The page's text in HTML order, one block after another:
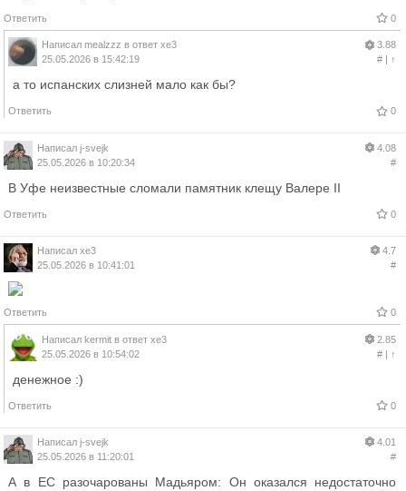
Ответить 0
Написал mealzzz в ответ xe3
25.05.2026 в 15:42:19
3.88
#| ↑
а то испанских слизней мало как бы?
Ответить 0
Написал j-svejk
25.05.2026 в 10:20:34
4.08
#
В Уфе неизвестные сломали памятник клещу Валере II
Ответить 0
Написал xe3
25.05.2026 в 10:41:01
4.7
#
Ответить 0
Написал kermit в ответ xe3
25.05.2026 в 10:54:02
2.85
#| ↑
денежное :)
Ответить 0
Написал j-svejk
25.05.2026 в 11:20:01
4.01
#
А в ЕС разочарованы Мадьяром: Он оказался недостаточно